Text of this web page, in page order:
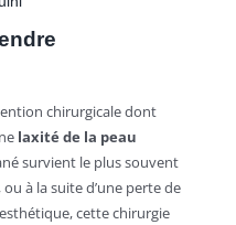
chirurgicale dont
laxité de la peau
survient le plus souvent
à la suite d’une perte de
cette chirurgie